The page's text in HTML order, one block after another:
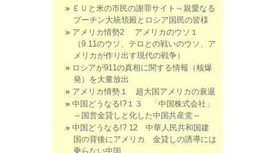
ＥＵと米の市民の謝罪サイト～親愛なる
プーチン大統領殿とロシア国民の皆様
アメリカ情勢2 アメリカのウソ１
（9.11のウソ、テロとの戦いのウソ、ア
メリカが作り出す現代の戦争）
ロシアが911の真相に関する情報（核爆
発）を大量放出
アメリカ情勢１ 超大国アメリカの衰退
中国どうなる!?１３ 「中国株式会社」
～国営金貸しと化した中国共産党～
中国どうなる!? 12 中華人民共和国建
国の背後にアメリカ 金貸しの誘導には
乗らない中国